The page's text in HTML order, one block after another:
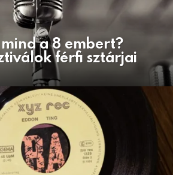
a 8 embert?
férfi sztárjai